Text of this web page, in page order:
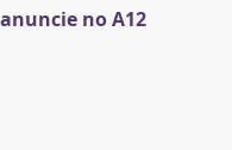
anuncie no A12